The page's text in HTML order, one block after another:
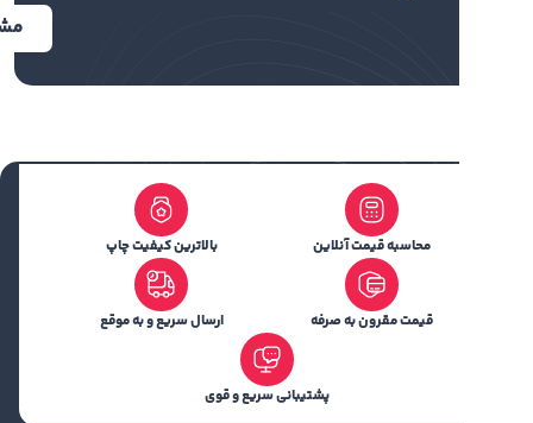
محاسبه قیمت آنلاین بالاترین کیفیت چاپ
قیمت مقرون به صرفه ارسال سریع و به موقع
پشتیبانی سریع و قوی